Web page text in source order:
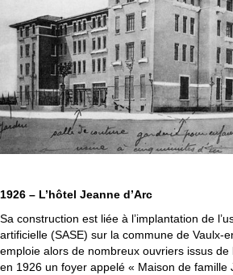
1926 – L’hôtel Jeanne d’Arc
Sa construction est liée à l’implantation de
artificielle (SASE) sur la commune de Vaulx-
emploie alors de nombreux ouvriers issus de
en 1926 un foyer appelé « Maison de famille